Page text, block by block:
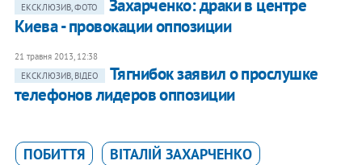
ЕКСКЛЮЗИВ, ФОТО
Захарченко: драки в центре
Киева - провокации оппозиции
21 травня 2013, 12:38
ЕКСКЛЮЗИВ, ВІДЕО
Тягнибок заявил о прослушке
телефонов лидеров оппозиции
ПОБИТТЯ
ВІТАЛІЙ ЗАХАРЧЕНКО